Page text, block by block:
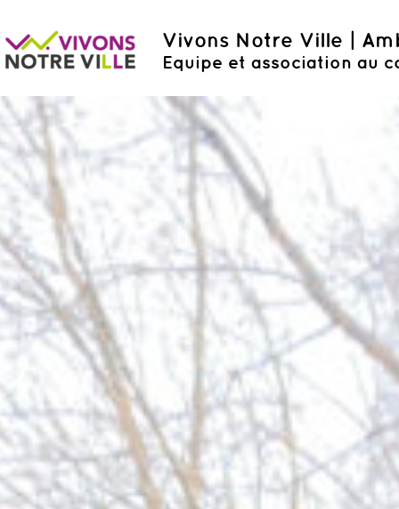
Vivons Notre Ville |
Equipe et association au